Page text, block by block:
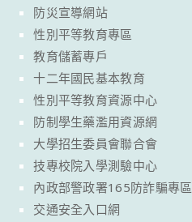
防災宣導網站
性別平等教育專區
教育儲蓄專戶
十二年國民基本教育
性別平等教育資源中心
防制學生藥濫用資源網
大學招生委員會聯合會
技專校院入學測驗中心
內政部警政署165防詐騙專區
交通安全入口網